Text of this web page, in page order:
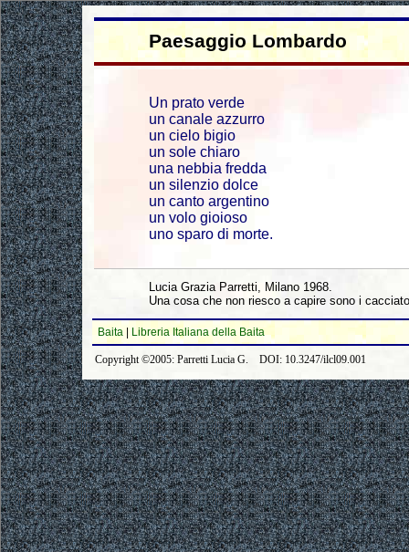
Paesaggio Lombardo
Un prato verde
un canale azzurro
un cielo bigio
un sole chiaro
una nebbia fredda
un silenzio dolce
un canto argentino
un volo gioioso
uno sparo di morte.
Lucia Grazia Parretti, Milano 1968.
Una cosa che non riesco a capire sono i
Baita Libreria Italiana della Baita
Copyright ©2005: Parretti Lucia G. DOI: 10.3247/ilcl09.001